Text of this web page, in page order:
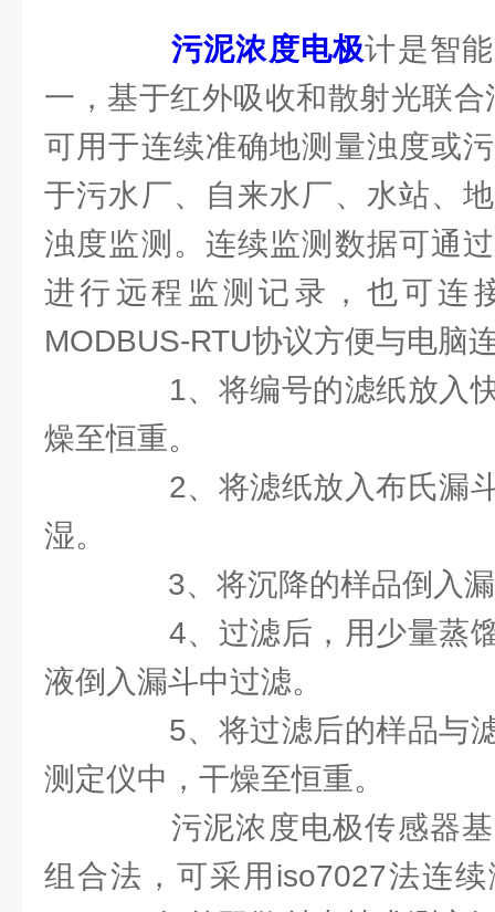
污泥浓度电极计是智
一，基于红外吸收和散射光联
可用于连续准确地测量浊度或
于污水厂、自来水厂、水站、
浊度监测。连续监测数据可通
进行远程监测记录，也可连
MODBUS-RTU协议方便与电脑
1、将编号的滤纸放入快
燥至恒重。
2、将滤纸放入布氏漏斗
湿。
3、将沉降的样品倒入漏
4、过滤后，用少量蒸馏
液倒入漏斗中过滤。
5、将过滤后的样品与滤
测定仪中，干燥至恒重。
污泥浓度电极传感器基
组合法，可采用iso7027法连